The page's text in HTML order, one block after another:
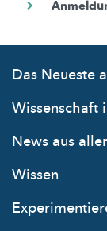
Das Neueste
Wissenschaft
News aus
Wissen